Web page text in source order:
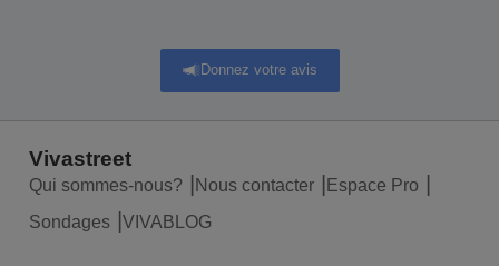
Donnez votre avis
Vivastreet
Qui sommes-nous? Nous contacter
Espace Pro
Sondages
VIVABLOG